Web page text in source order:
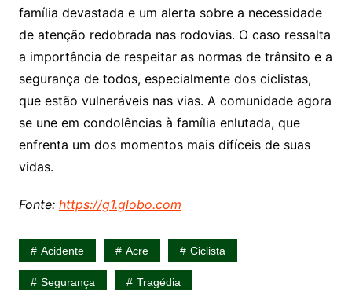
família devastada e um alerta sobre a necessidade
de atenção redobrada nas rodovias. O caso ressalta
a importância de respeitar as normas de trânsito e a
segurança de todos, especialmente dos ciclistas,
que estão vulneráveis nas vias. A comunidade agora
se une em condolências à família enlutada, que
enfrenta um dos momentos mais difíceis de suas
vidas.
Fonte: https://g1.globo.com
Acidente Acre Ciclista
Segurança Tragédia